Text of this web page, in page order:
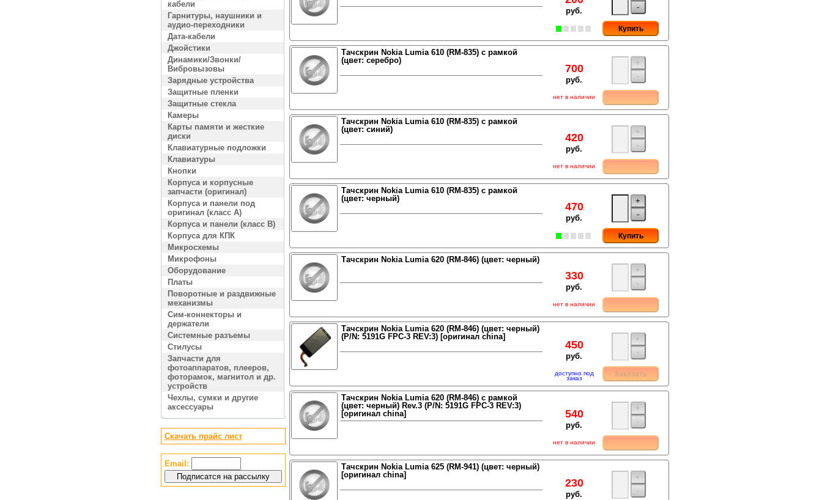
кабели
Гарнитуры, наушники и
аудио-переходники
Дата-кабели
Джойстики
Динамики/Звонки/
Вибровызовы
Зарядные устройства
Защитные пленки
Защитные стекла
Камеры
Карты памяти и жесткие
диски
Клавиатурные подложки
Клавиатуры
Кнопки
Корпуса и корпусные
запчасти (оригинал)
Корпуса и панели под
оригинал (класс A)
Корпуса и панели (класс B)
Корпуса для КПК
Микросхемы
Микрофоны
Оборудование
Платы
Поворотные и раздвижные
механизмы
Сим-коннекторы и
держатели
Системные разъемы
Стилусы
Запчасти для
фотоаппаратов, плееров,
фоторамок, магнитол и др.
устройств
Чехлы, сумки и другие
аксессуары
Скачать прайс лист
Email:
руб.
-
Купить
Тачскрин Nokia Lumia 610 (RM-835) с рамкой
(цвет: серебро)
700
руб.
нет в наличии
+
-
Тачскрин Nokia Lumia 610 (RM-835) с рамкой
(цвет: синий)
420
руб.
нет в наличии
+
-
Тачскрин Nokia Lumia 610 (RM-835) с рамкой
(цвет: черный)
470
руб.
+
-
Купить
Тачскрин Nokia Lumia 620 (RM-846) (цвет: черный)
330
руб.
нет в наличии
+
-
Тачскрин Nokia Lumia 620 (RM-846) (цвет: черный)
(P/N: 5191G FPC-3 REV:3) [оригинал china]
450
руб.
доступно под
заказ
+
-
Заказать
Тачскрин Nokia Lumia 620 (RM-846) с рамкой
(цвет: черный) Rev.3 (P/N: 5191G FPC-3 REV:3)
[оригинал china]
540
руб.
нет в наличии
+
-
Тачскрин Nokia Lumia 625 (RM-941) (цвет: черный)
[оригинал china]
230
руб.
+
-